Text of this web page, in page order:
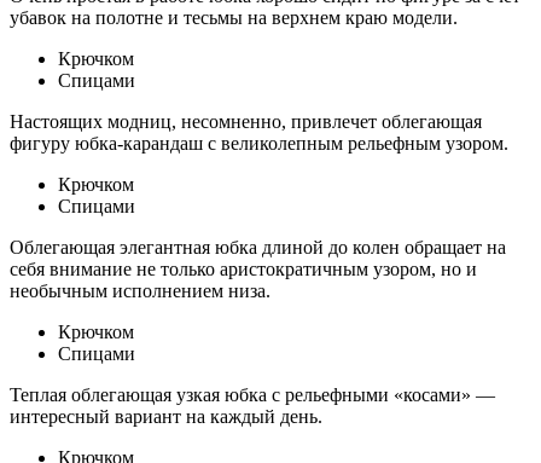
убавок на полотне и тесьмы на верхнем краю модели.
Крючком
Спицами
Настоящих модниц, несомненно, привлечет облегающая
фигуру юбка-карандаш с великолепным рельефным узором.
Крючком
Спицами
Облегающая элегантная юбка длиной до колен обращает на
себя внимание не только аристократичным узором, но и
необычным исполнением низа.
Крючком
Спицами
Теплая облегающая узкая юбка с рельефными «косами» —
интересный вариант на каждый день.
Крючком